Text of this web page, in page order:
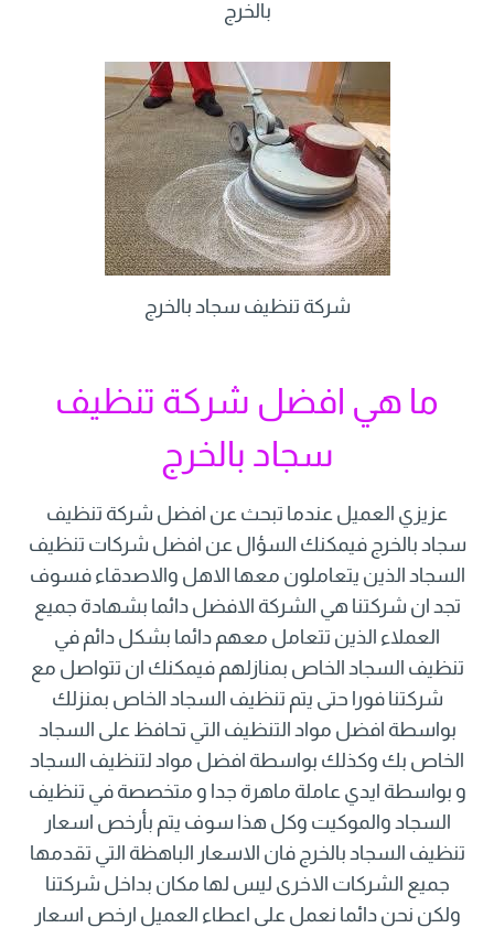
بالخرج
شركة تنظيف سجاد بالخرج
ما هي افضل شركة تنظيف
سجاد بالخرج
عزيزي العميل عندما تبحث عن افضل شركة تنظيف
سجاد بالخرج فيمكنك السؤال عن افضل شركات تنظيف
السجاد الذين يتعاملون معها الاهل والاصدقاء فسوف
تجد ان شركتنا هي الشركة الافضل دائما بشهادة جميع
العملاء الذين تتعامل معهم دائما بشكل دائم في
تنظيف السجاد الخاص بمنازلهم فيمكنك ان تتواصل مع
شركتنا فورا حتى يتم تنظيف السجاد الخاص بمنزلك
بواسطة افضل مواد التنظيف التي تحافظ على السجاد
الخاص بك وكذلك بواسطة افضل مواد لتنظيف السجاد
و بواسطة ايدي عاملة ماهرة جدا و متخصصة في تنظيف
السجاد والموكيت وكل هذا سوف يتم بأرخص اسعار
تنظيف السجاد بالخرج فان الاسعار الباهظة التي تقدمها
جميع الشركات الاخرى ليس لها مكان بداخل شركتنا
ولكن نحن دائما نعمل على اعطاء العميل ارخص اسعار